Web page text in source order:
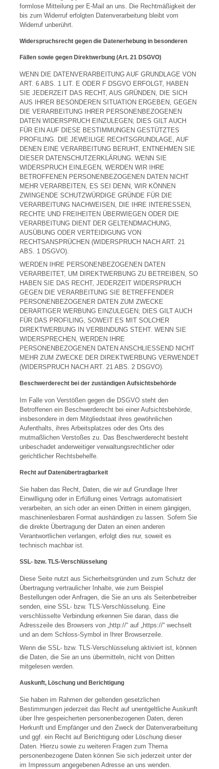
formlose Mitteilung per E-Mail an uns. Die Rechtmäßigkeit der
bis zum Widerruf erfolgten Datenverarbeitung bleibt vom
Widerruf unberührt.
Widerspruchsrecht gegen die Datenerhebung in besonderen
Fällen sowie gegen Direktwerbung (Art. 21 DSGVO)
WENN DIE DATENVERARBEITUNG AUF GRUNDLAGE VON
ART. 6 ABS. 1 LIT. E ODER F DSGVO ERFOLGT, HABEN
SIE JEDERZEIT DAS RECHT, AUS GRÜNDEN, DIE SICH
AUS IHRER BESONDEREN SITUATION ERGEBEN, GEGEN
DIE VERARBEITUNG IHRER PERSONENBEZOGENEN
DATEN WIDERSPRUCH EINZULEGEN; DIES GILT AUCH
FÜR EIN AUF DIESE BESTIMMUNGEN GESTÜTZTES
PROFILING. DIE JEWEILIGE RECHTSGRUNDLAGE, AUF
DENEN EINE VERARBEITUNG BERUHT, ENTNEHMEN SIE
DIESER DATENSCHUTZERKLÄRUNG. WENN SIE
WIDERSPRUCH EINLEGEN, WERDEN WIR IHRE
BETROFFENEN PERSONENBEZOGENEN DATEN NICHT
MEHR VERARBEITEN, ES SEI DENN, WIR KÖNNEN
ZWINGENDE SCHUTZWÜRDIGE GRÜNDE FÜR DIE
VERARBEITUNG NACHWEISEN, DIE IHRE INTERESSEN,
RECHTE UND FREIHEITEN ÜBERWIEGEN ODER DIE
VERARBEITUNG DIENT DER GELTENDMACHUNG,
AUSÜBUNG ODER VERTEIDIGUNG VON
RECHTSANSPRÜCHEN (WIDERSPRUCH NACH ART. 21
ABS. 1 DSGVO).
WERDEN IHRE PERSONENBEZOGENEN DATEN
VERARBEITET, UM DIREKTWERBUNG ZU BETREIBEN, SO
HABEN SIE DAS RECHT, JEDERZEIT WIDERSPRUCH
GEGEN DIE VERARBEITUNG SIE BETREFFENDER
PERSONENBEZOGENER DATEN ZUM ZWECKE
DERARTIGER WERBUNG EINZULEGEN; DIES GILT AUCH
FÜR DAS PROFILING, SOWEIT ES MIT SOLCHER
DIREKTWERBUNG IN VERBINDUNG STEHT. WENN SIE
WIDERSPRECHEN, WERDEN IHRE
PERSONENBEZOGENEN DATEN ANSCHLIESSEND NICHT
MEHR ZUM ZWECKE DER DIREKTWERBUNG VERWENDET
(WIDERSPRUCH NACH ART. 21 ABS. 2 DSGVO).
Beschwerderecht bei der zuständigen Aufsichtsbehörde
Im Falle von Verstößen gegen die DSGVO steht den
Betroffenen ein Beschwerderecht bei einer Aufsichtsbehörde,
insbesondere in dem Mitgliedstaat ihres gewöhnlichen
Aufenthalts, ihres Arbeitsplatzes oder des Orts des
mutmaßlichen Verstoßes zu. Das Beschwerderecht besteht
unbeschadet anderweitiger verwaltungsrechtlicher oder
gerichtlicher Rechtsbehelfe.
Recht auf Datenübertragbarkeit
Sie haben das Recht, Daten, die wir auf Grundlage Ihrer
Einwilligung oder in Erfüllung eines Vertrags automatisiert
verarbeiten, an sich oder an einen Dritten in einem gängigen,
maschinenlesbaren Format aushändigen zu lassen. Sofern Sie
die direkte Übertragung der Daten an einen anderen
Verantwortlichen verlangen, erfolgt dies nur, soweit es
technisch machbar ist.
SSL- bzw. TLS-Verschlüsselung
Diese Seite nutzt aus Sicherheitsgründen und zum Schutz der
Übertragung vertraulicher Inhalte, wie zum Beispiel
Bestellungen oder Anfragen, die Sie an uns als Seitenbetreiber
senden, eine SSL- bzw. TLS-Verschlüsselung. Eine
verschlüsselte Verbindung erkennen Sie daran, dass die
Adresszeile des Browsers von „http://“ auf „https://“ wechselt
und an dem Schloss-Symbol in Ihrer Browserzeile.
Wenn die SSL- bzw. TLS-Verschlüsselung aktiviert ist, können
die Daten, die Sie an uns übermitteln, nicht von Dritten
mitgelesen werden.
Auskunft, Löschung und Berichtigung
Sie haben im Rahmen der geltenden gesetzlichen
Bestimmungen jederzeit das Recht auf unentgeltliche Auskunft
über Ihre gespeicherten personenbezogenen Daten, deren
Herkunft und Empfänger und den Zweck der Datenverarbeitung
und ggf. ein Recht auf Berichtigung oder Löschung dieser
Daten. Hierzu sowie zu weiteren Fragen zum Thema
personenbezogene Daten können Sie sich jederzeit unter der
im Impressum angegebenen Adresse an uns wenden.